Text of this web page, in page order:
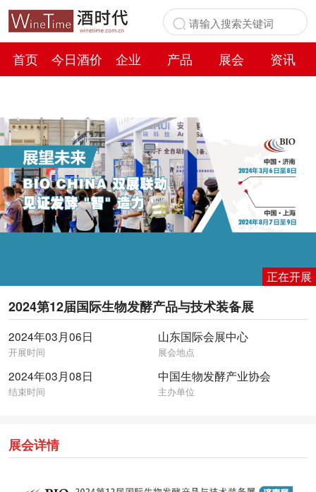
首页 今日酒价 企业 产品 展会
资讯
正在开展
2024第12届国际生物发酵产品与技术装备展
2024年03月06日
开展时间
山东国际会展中心
展会地点
2024年03月08日
结束时间
中国生物发酵产业协会
主办单位
展会详情